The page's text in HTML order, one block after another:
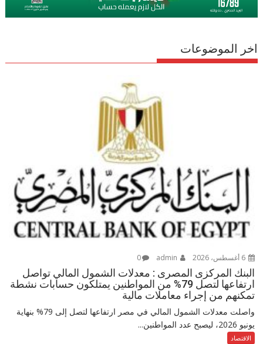
اخر الموضوعات
6 أغسطس، 2026 0
البنك المركزى المصرى : معدلات الشمول المالي تواصل
ارتفاعها لتصل 79% من المواطنين يمتلكون حسابات نشطة
تمكنهم من إجراء معاملات مالية
واصلت معدلات الشمول المالي في مصر ارتفاعها لتصل إلى 79% بنهاية
يونيو 2026، ليصبح عدد المواطنين...
الاقتصاد